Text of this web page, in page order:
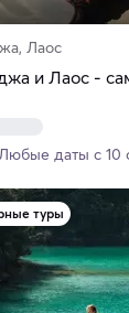
Лаос
и Лаос -
даты с 10
туры